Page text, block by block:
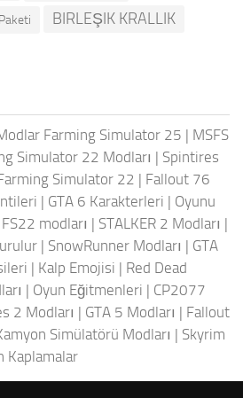
BIRLEŞIK KRALLIK
Farming Simulator 25 | MSFS
Simulator 22 Modları | Spintires
Simulator 22 | Fallout 76
| GTA 6 Karakterleri | Oyunu
FS22 modları | STALKER 2 Modları |
| SnowRunner Modları | GTA
| Kalp Emojisi | Red Dead
| Oyun Eğitmenleri | CP2077
2 Modları | GTA 5 Modları | Fallout
Simülatörü Modları | Skyrim
Kaplamalar